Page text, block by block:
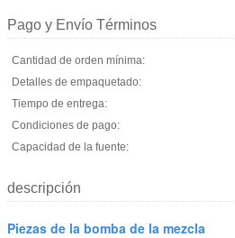
Pago y Envío Términos
Cantidad de orden mínima:
Detalles de empaquetado:
Tiempo de entrega:
Condiciones de pago:
Capacidad de la fuente:
descripción
Piezas de la bomba de la mezcla